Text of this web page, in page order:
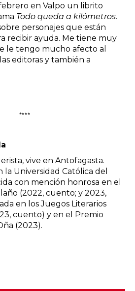
en Valpo un librito
Todo queda a kilómetros.
personajes que están
recibir ayuda. Me tiene muy
le tengo mucho afecto al
editoras y también a
****
vive en Antofagasta.
Universidad Católica del
con mención honrosa en el
(2022, cuento; y 2023,
en los Juegos Literarios
cuento) y en el Premio
(2023).